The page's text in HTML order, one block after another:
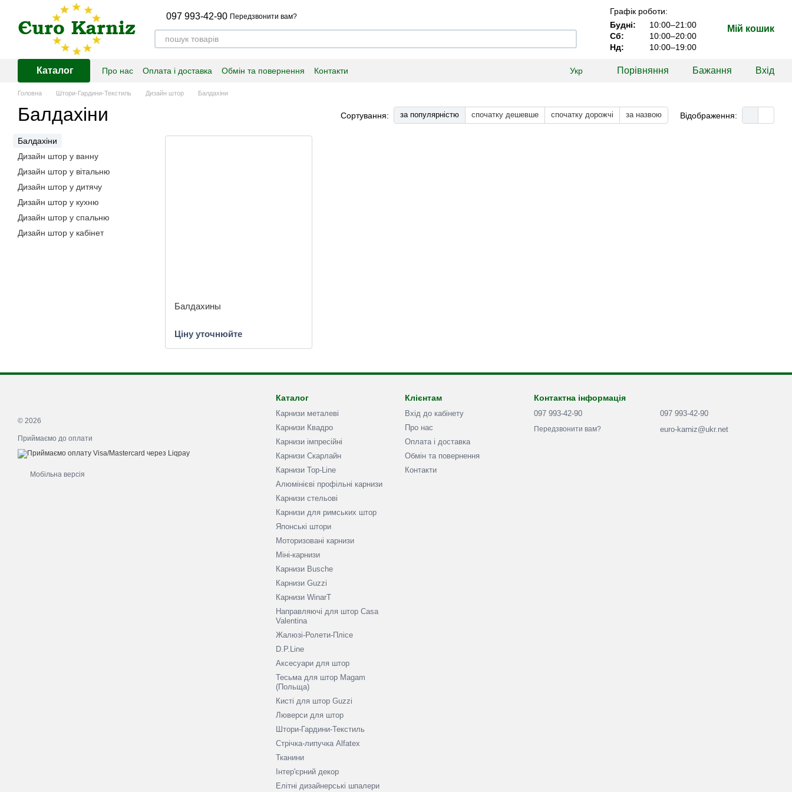
Перейти до основного контенту
097 993-42-90 Передзвонити вам?
Графік роботи:
Будні:
10:00–21:00
Сб:
10:00–20:00
Нд:
10:00–19:00
Мій кошик
Каталог Про нас Оплата і доставка Обмін та повернення Контакти Укр Порівняння Бажання Вхід
Головна Штори-Гардини-Текстиль Дизайн штор Балдахіни
Балдахіни Сортування: за популярністю спочатку дешевше спочатку дорожчі за назвою Відображення:
Балдахины
Ціну уточнюйте
Балдахіни
Дизайн штор у ванну
Дизайн штор у вітальню
Дизайн штор у дитячу
Дизайн штор у кухню
Дизайн штор у спальню
Дизайн штор у кабінет
© 2026
Приймаємо до оплати
Мобільна версія
Каталог
Карнизи металеві
Карнизи Квадро
Карнизи імпресійні
Карнизи Скарлайн
Карнизи Top-Line
Алюмінієві профільні карнизи
Карнизи стельові
Карнизи для римських штор
Японські штори
Моторизовані карнизи
Міні-карнизи
Карнизи Busche
Карнизи Guzzi
Карнизи WinarT
Направляючі для штор Casa
Valentina
Жалюзі-Ролети-Плісе
D.P.Line
Аксесуари для штор
Тесьма для штор Magam
(Польща)
Кисті для штор Guzzi
Люверси для штор
Штори-Гардини-Текстиль
Стрічка-липучка Alfatex
Тканини
Інтер'єрний декор
Елітні дизайнерські шпалери
Клієнтам
Вхід до кабінету
Про нас
Оплата і доставка
Обмін та повернення
Контакти
Контактна інформація
097 993-42-90
Передзвонити вам?
097 993-42-90
euro-karniz@ukr.net